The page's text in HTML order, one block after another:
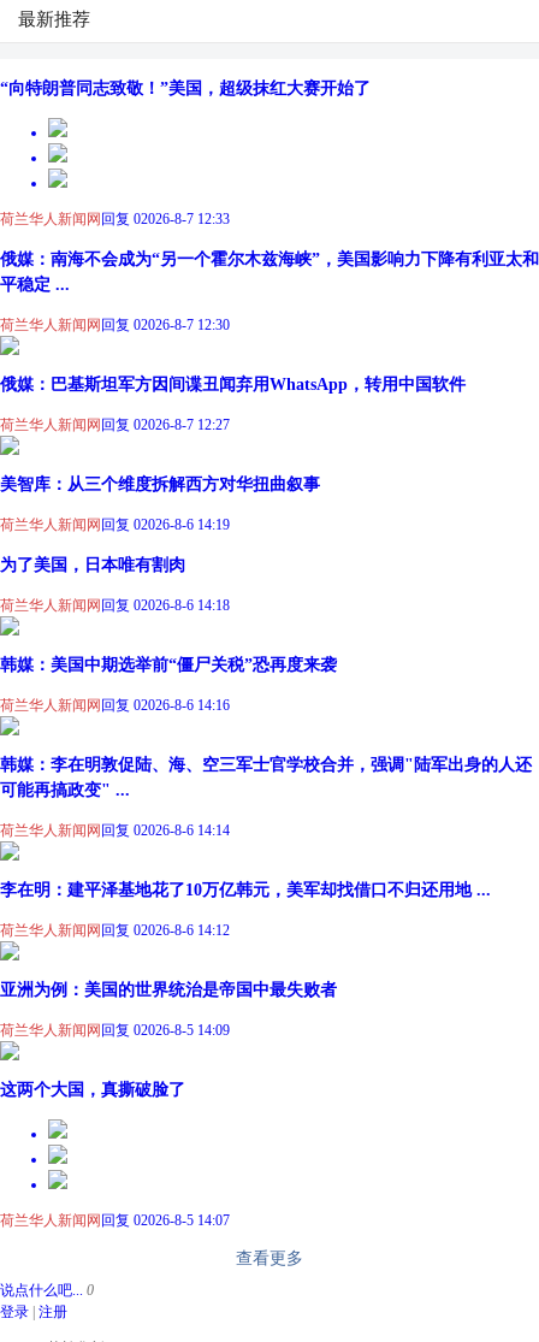
最新推荐
“向特朗普同志致敬！”美国，超级抹红大赛开始了
荷兰华人新闻网回复 02026-8-7 12:33
俄媒：南海不会成为“另一个霍尔木兹海峡”，美国影响力下降有利亚太和
平稳定 ...
荷兰华人新闻网回复 02026-8-7 12:30
俄媒：巴基斯坦军方因间谍丑闻弃用WhatsApp，转用中国软件
荷兰华人新闻网 回复 02026-8-7 12:27
美智库：从三个维度拆解西方对华扭曲叙事
荷兰华人新闻网 回复 02026-8-6 14:19
为了美国，日本唯有割肉
荷兰华人新闻网 回复 02026-8-6 14:18
韩媒：美国中期选举前“僵尸关税”恐再度来袭
荷兰华人新闻网 回复 02026-8-6 14:16
韩媒：李在明敦促陆、海、空三军士官学校合并，强调"陆军出身的人还
可能再搞政变" ...
荷兰华人新闻网 回复 02026-8-6 14:14
李在明：建平泽基地花了10万亿韩元，美军却找借口不归还用地 ...
荷兰华人新闻网 回复 02026-8-6 14:12
亚洲为例：美国的世界统治是帝国中最失败者
荷兰华人新闻网 回复 02026-8-5 14:09
这两个大国，真撕破脸了
荷兰华人新闻网 回复 02026-8-5 14:07
查看更多
说点什么吧... 0
登录 注册